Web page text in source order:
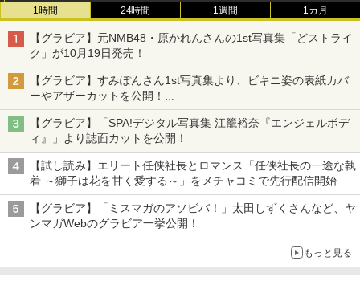
1時間 24時間 1週間 1カ月
【グラビア】元NMB48・原かれんさんの1st写真集「どストライ
ク」が10月19日発売！
【グラビア】すみぽんさん1st写真集より、ビキニ姿の表紙カバ
ーやアザーカットを公開！
タイトルは「offcourt（オフコート）」に決定
【グラビア】「SPA!デジタル写真集 江籠裕奈『エンジェルボデ
ィ』」より誌面カットを公開！
【試し読み】エリート任侠社長とロマンス「任侠社長の一途な執
着 ～獅子は花を甘く愛する～」をメチャコミで先行配信開始
【グラビア】「ミスマガのアソビバ！」太田しずくさんなど、ヤ
ンマガWebのグラビア一挙公開！
もっと見る